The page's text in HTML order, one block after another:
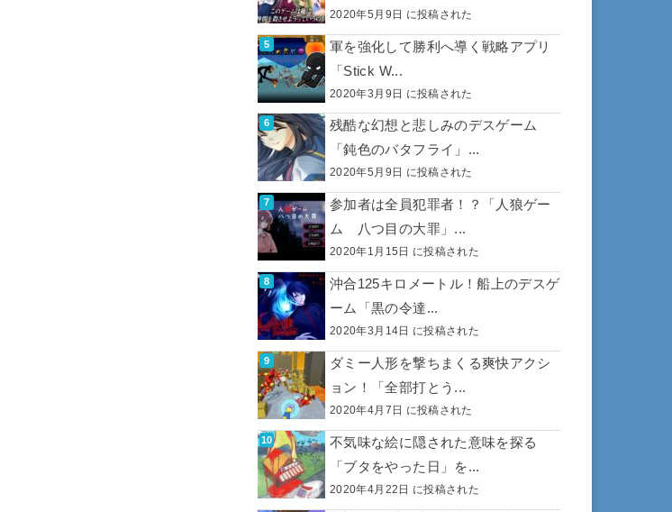
2020年5月9日 に投稿された
軍を強化して勝利へ導く戦略アプリ
「Stick W...
2020年3月9日 に投稿された
残酷な幻想と悲しみのデスゲーム
「鈍色のバタフライ」...
2020年5月9日 に投稿された
参加者は全員犯罪者！？「人狼ゲー
ム 八つ目の大罪」...
2020年1月15日 に投稿された
沖合125キロメートル！船上のデスゲ
ーム「黒の令達...
2020年3月14日 に投稿された
ダミー人形を撃ちまくる爽快アクシ
ョン！「全部打とう...
2020年4月7日 に投稿された
不気味な絵に隠された意味を探る
「ブタをやった日」を...
2020年4月22日 に投稿された